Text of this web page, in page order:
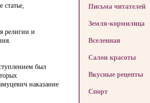
религии и
был
наказание
Письма читателей
Земля-кормилица
Вселенная
Салон красоты
Вкусные рецепты
Спорт